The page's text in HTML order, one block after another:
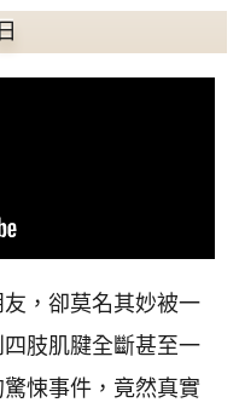
，卻莫名其妙被一
肢肌腱全斷甚至一
悚事件，竟然真實